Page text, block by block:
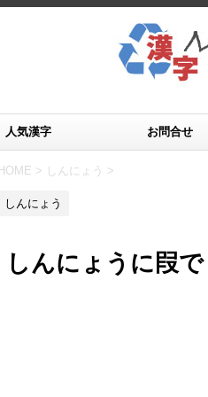
人気漢字 お問合せ
HOME > しんにょう >
しんにょう
しんにょうに叚